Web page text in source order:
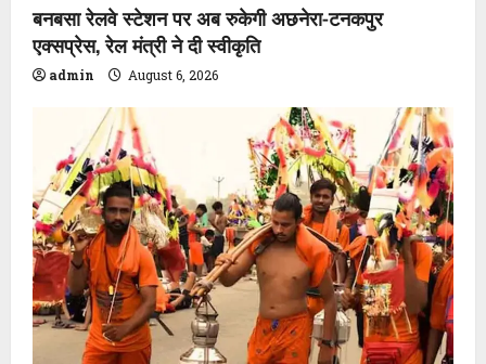
बनबसा रेलवे स्टेशन पर अब रुकेगी अछनेरा-टनकपुर
एक्सप्रेस, रेल मंत्री ने दी स्वीकृति
admin August 6, 2026